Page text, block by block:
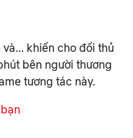
khiến cho đối thủ
bên người thương
tương tác này.